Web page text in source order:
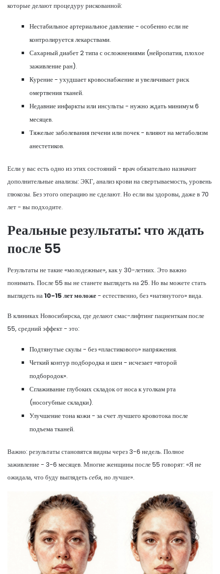
которые делают процедуру рискованной:
Нестабильное артериальное давление - особенно если не
контролируется лекарствами.
Сахарный диабет 2 типа с осложнениями (нейропатия, плохое
заживление ран).
Курение - ухудшает кровоснабжение и увеличивает риск
омертвения тканей.
Недавние инфаркты или инсульты - нужно ждать минимум 6
месяцев.
Тяжелые заболевания печени или почек - влияют на метаболизм
анестетиков.
Если у вас есть одно из этих состояний - врач обязательно назначит
дополнительные анализы: ЭКГ, анализ крови на свертываемость, уровень
глюкозы. Без этого операцию не сделают. Но если вы здоровы, даже в 70
лет - вы подходите.
Реальные результаты: что ждать
после 55
Результаты не такие «молодежные», как у 30-летних. Это важно
понимать. После 55 вы не станете выглядеть на 25. Но вы можете стать
выглядеть на10-15 лет моложе- естественно, без «натянутого» вида.
В клиниках Новосибирска, где делают смас-лифтинг пациенткам после
55, средний эффект - это:
Подтянутые скулы - без «пластикового» напряжения.
Четкий контур подбородка и шеи - исчезает «второй
подбородок».
Сглаживание глубоких складок от носа к уголкам рта
(носогубные складки).
Улучшение тона кожи - за счет лучшего кровотока после
подъема тканей.
Важно: результаты становятся видны через 3-6 недель. Полное
заживление - 3-6 месяцев. Многие женщины после 55 говорят: «Я не
ожидала, что буду выглядетьсебя, но лучше».